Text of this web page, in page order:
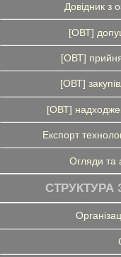
Довідник з
[ОВТ]
[ОВТ]
[ОВТ]
[ОВТ]
Експорт
Огляди та
СТРУКТУРА